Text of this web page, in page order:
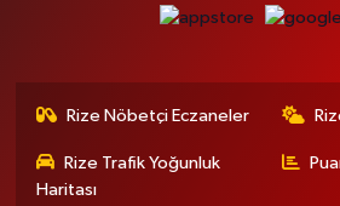
Rize Nöbetçi Eczaneler
Rize Trafik Yoğunluk
Haritası